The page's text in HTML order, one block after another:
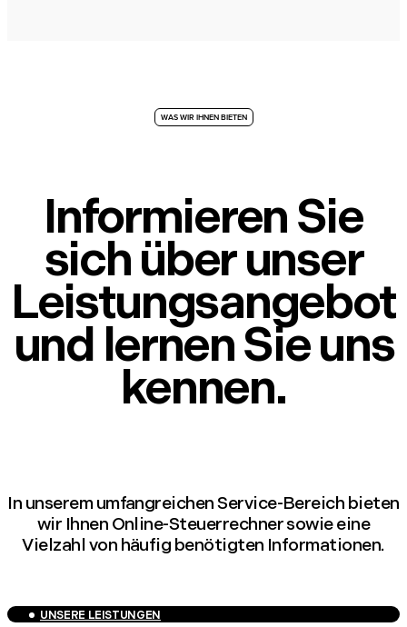
WAS WIR IHNEN BIETEN
Informieren Sie
sich über unser
Leistungsangebot
und lernen Sie uns
kennen.
In unserem umfangreichen Service-Bereich bieten
wir Ihnen Online-Steuerrechner sowie eine
Vielzahl von häufig benötigten Informationen.
UNSERE LEISTUNGEN